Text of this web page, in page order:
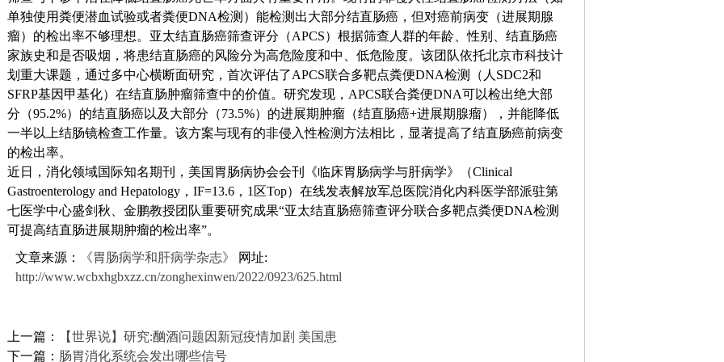
单独使用粪便潜血试验或者粪便DNA检测）能检测出大部分结直肠癌，但对癌前病变（进展期腺
瘤）的检出率不够理想。亚太结直肠癌筛查评分（APCS）根据筛查人群的年龄、性别、结直肠癌
家族史和是否吸烟，将患结直肠癌的风险分为高危险度和中、低危险度。该团队依托北京市科技计
划重大课题，通过多中心横断面研究，首次评估了APCS联合多靶点粪便DNA检测（人SDC2和
SFRP基因甲基化）在结直肠肿瘤筛查中的价值。研究发现，APCS联合粪便DNA可以检出绝大部
分（95.2%）的结直肠癌以及大部分（73.5%）的进展期肿瘤（结直肠癌+进展期腺瘤），并能降低
一半以上结肠镜检查工作量。该方案与现有的非侵入性检测方法相比，显著提高了结直肠癌前病变
的检出率。
近日，消化领域国际知名期刊，美国胃肠病协会会刊《临床胃肠病学与肝病学》（Clinical
Gastroenterology and Hepatology，IF=13.6，1区Top）在线发表解放军总医院消化内科医学部派驻第
七医学中心盛剑秋、金鹏教授团队重要研究成果“亚太结直肠癌筛查评分联合多靶点粪便DNA检测
可提高结直肠进展期肿瘤的检出率”。
文章来源：
《胃肠病学和肝病学杂志》
网址:
http://www.wcbxhgbxzz.cn/zonghexinwen/2022/0923/625.html
上一篇：
【世界说】研究:酗酒问题因新冠疫情加剧 美国患
下一篇： 肠胃消化系统会发出哪些信号